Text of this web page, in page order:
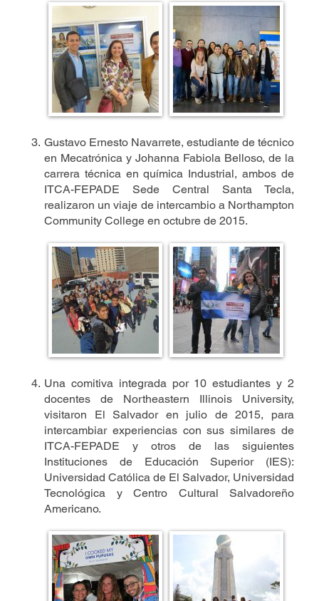
Gustavo Ernesto Navarrete, estudiante de técnico
en Mecatrónica y Johanna Fabiola Belloso, de la
carrera técnica en química Industrial, ambos de
ITCA-FEPADE Sede Central Santa Tecla,
realizaron un viaje de intercambio a Northampton
Community College en octubre de 2015.
Una comitiva integrada por 10 estudiantes y 2
docentes de Northeastern Illinois University,
visitaron El Salvador en julio de 2015, para
intercambiar experiencias con sus similares de
ITCA-FEPADE y otros de las siguientes
Instituciones de Educación Superior (IES):
Universidad Católica de El Salvador, Universidad
Tecnológica y Centro Cultural Salvadoreño
Americano.